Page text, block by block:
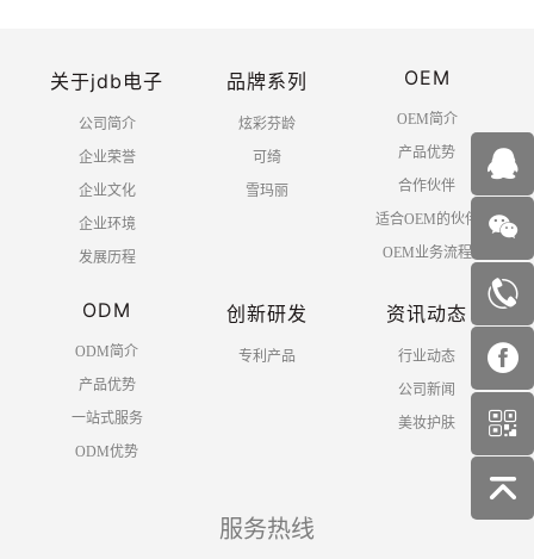
关于jdb电子
公司简介
企业荣誉
企业文化
企业环境
发展历程
品牌系列
炫彩芬龄
可绮
雪玛丽
OEM
OEM简介
产品优势
合作伙伴
适合OEM的伙伴
OEM业务流程
ODM
ODM简介
产品优势
一站式服务
ODM优势
创新研发
专利产品
资讯动态
行业动态
公司新闻
美妆护肤
服务热线